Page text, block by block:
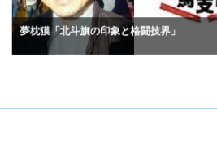
夢枕獏「北斗旗の印象と格闘技界」